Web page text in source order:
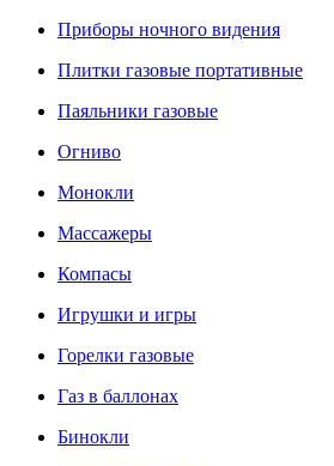
Приборы ночного видения
Плитки газовые портативные
Паяльники газовые
Огниво
Монокли
Массажеры
Компасы
Игрушки и игры
Горелки газовые
Газ в баллонах
Бинокли